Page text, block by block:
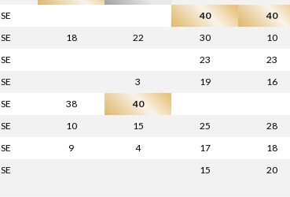
SE 40 40
SE 18 22 30 10
SE 23 23
SE 3 19 16
SE 38 40
SE 10 15 25 28
SE 9 4 17 18
SE 15 20